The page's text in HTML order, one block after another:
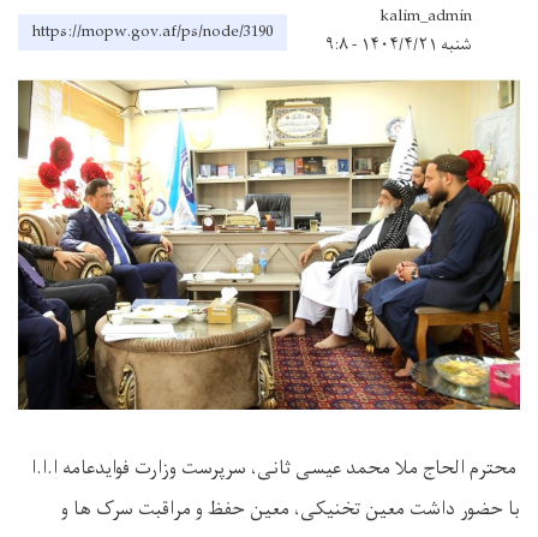
kalim_admin
شنبه ۱۴۰۴/۴/۲۱ - ۹:۸
https://mopw.gov.af/ps/node/3190
محترم الحاج ملا محمد عیسی ثانی، سرپرست وزارت فوایدعامه ا.ا.ا
با حضور داشت معین تخنیکی، معین حفظ و مراقبت سرک ها و